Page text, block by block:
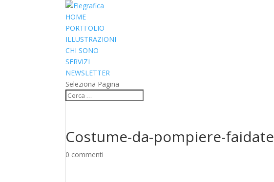
HOME
PORTFOLIO
ILLUSTRAZIONI
CHI SONO
SERVIZI
NEWSLETTER
Seleziona Pagina
Costume-da-pompiere-
0 commenti